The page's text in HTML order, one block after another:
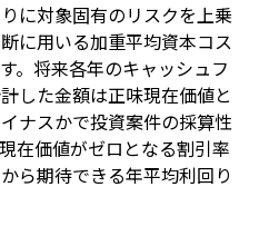
に対象固有のリスクを上乗
に用いる加重平均資本コス
。将来各年のキャッシュフ
した金額は正味現在価値と
ナスかで投資案件の採算性
在価値がゼロとなる割引率
ら期待できる年平均利回り